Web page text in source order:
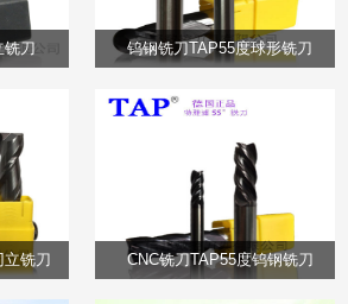
铣刀 钨钢铣刀TAP55度球形铣刀
立铣刀 CNC铣刀TAP55度钨钢铣刀